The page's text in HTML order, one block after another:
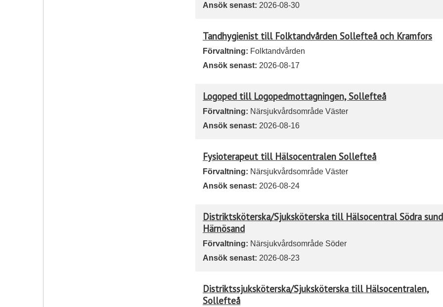
Ansök senast: 2026-08-30
Tandhygienist till Folktandvården Sollefteå och Kramfors
Förvaltning: Folktandvården
Ansök senast: 2026-08-17
Logoped till Logopedmottagningen, Sollefteå
Förvaltning: Närsjukvårdsområde Väster
Ansök senast: 2026-08-16
Fysioterapeut till Hälsocentralen Sollefteå
Förvaltning: Närsjukvårdsområde Väster
Ansök senast: 2026-08-24
Distriktsköterska/Sjuksköterska till Hälsocentral Södra
Härnösand
Förvaltning: Närsjukvårdsområde Söder
Ansök senast: 2026-08-23
Distriktssjuksköterska/Sjuksköterska till Hälsocentralen,
Sollefteå